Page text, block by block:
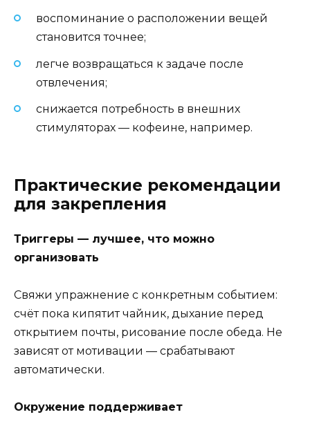
воспоминание о расположении вещей
становится точнее;
легче возвращаться к задаче после
отвлечения;
снижается потребность в внешних
стимуляторах — кофеине, например.
Практические рекомендации
для закрепления
Триггеры — лучшее, что можно
организовать
Свяжи упражнение с конкретным событием:
счёт пока кипятит чайник, дыхание перед
открытием почты, рисование после обеда. Не
зависят от мотивации — срабатывают
автоматически.
Окружение поддерживает